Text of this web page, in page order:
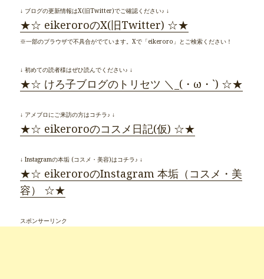
↓ ブログの更新情報はX(旧Twitter)でご確認ください♪ ↓
★☆ eikeroroのX(旧Twitter) ☆★
※一部のブラウザで不具合がでています。Xで「eikeroro」とご検索ください！
↓ 初めての読者様はぜひ読んでください♪ ↓
★☆ けろ子ブログのトリセツ ＼_(・ω・`) ☆★
↓ アメブロにご来訪の方はコチラ♪ ↓
★☆ eikeroroのコスメ日記(仮) ☆★
↓ Instagramの本垢 (コスメ・美容)はコチラ♪ ↓
★☆ eikeroroのInstagram 本垢（コスメ・美
容） ☆★
スポンサーリンク